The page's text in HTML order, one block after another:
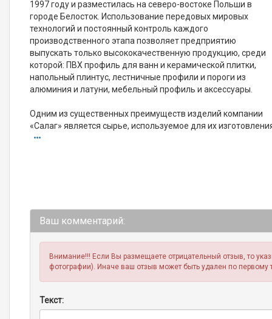
1997 году и разместилась на северо-востоке Польши в
городе Белосток. Использование передовых мировых
технологий и постоянный контроль каждого
производственного этапа позволяет предприятию
выпускать только высококачественную продукцию, среди
которой: ПВХ профиль для ванн и керамической плитки,
напольный плинтус, лестничные профили и пороги из
алюминия и латуни, мебельный профиль и аксессуары.
Одним из существенных преимуществ изделий компании
«Салаг» является сырье, используемое для их
Ваш комментарий:
Внимание!!! Если Вы размещаете отрицательный отзыв, то
фотографии). Иначе ваш отзыв может быть удален по первому
Текст: